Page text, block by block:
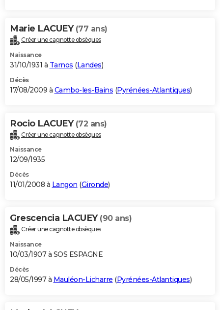
Marie LACUEY (77 ans)
Créer une cagnotte obsèques
Naissance
31/10/1931 à Tarnos (Landes)
Décès
17/08/2009 à Cambo-les-Bains (Pyrénées-Atlantiques)
Rocio LACUEY (72 ans)
Créer une cagnotte obsèques
Naissance
12/09/1935
Décès
11/01/2008 à Langon (Gironde)
Grescencia LACUEY (90 ans)
Créer une cagnotte obsèques
Naissance
10/03/1907 à SOS ESPAGNE
Décès
28/05/1997 à Mauléon-Licharre (Pyrénées-Atlantiques)